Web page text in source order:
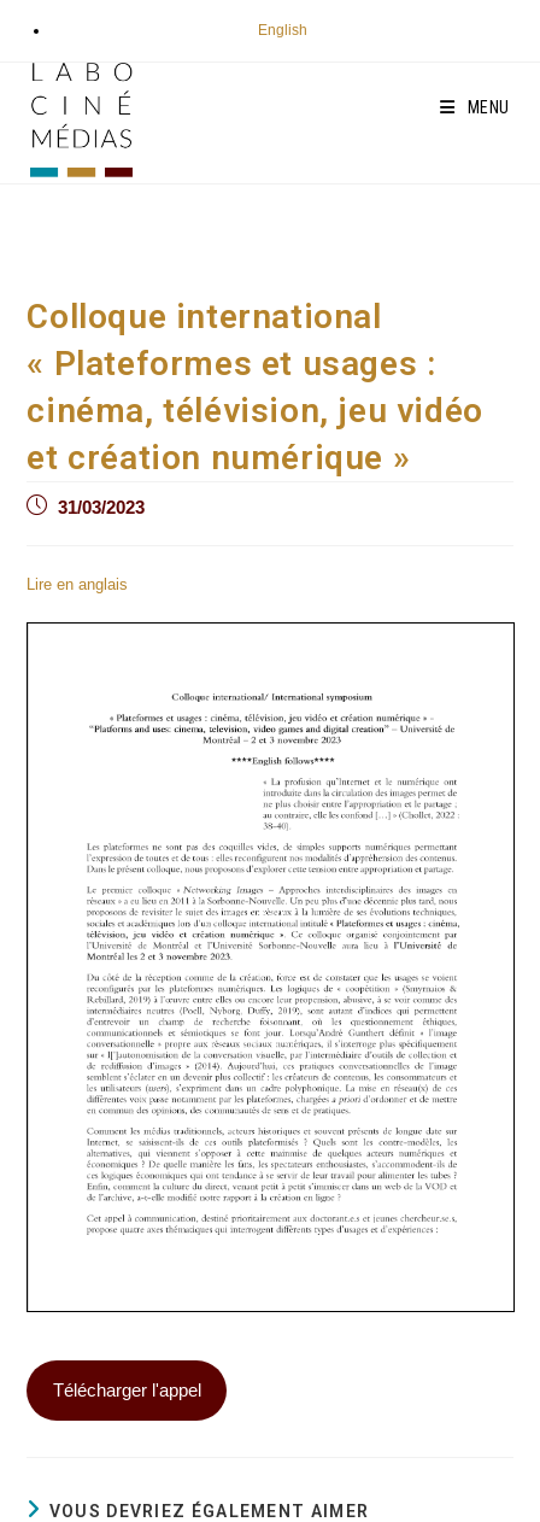
contenu
English
MENU
Colloque international
« Plateformes et usages :
cinéma, télévision, jeu vidéo
et création numérique »
Post31/03/2023
Lire en anglais
Télé­char­ger l'appel
VOUS DEVRIEZ ÉGALEMENT AIMER